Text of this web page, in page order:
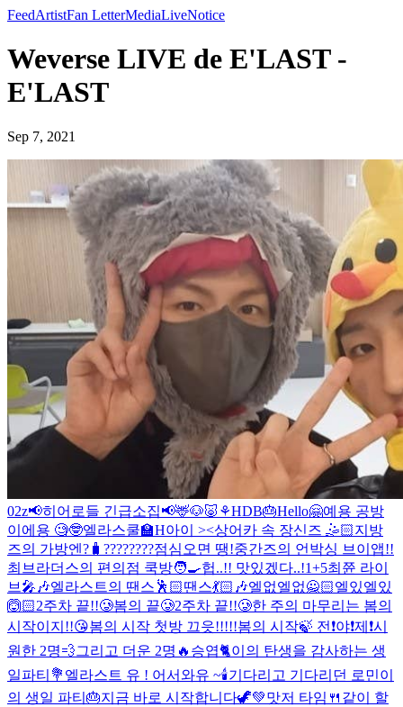
FeedArtistFan LetterMediaLiveNotice
Weverse LIVE de E'LAST -
E'LAST
Sep 7, 2021
02z📢히어로들 긴급소집📢🦌🐶🐷⚘HDB🎂Hello🤗예용 공방
이에용 🧐🤓엘라스쿨🏫H아이 ><상어카 속 장신즈 🤹🏻지방
즈의 가방엔?🧳 ????????점심오면 땡!중간즈의 언박싱 브이앱!!
최브라더스의 편의점 쿡방🧑‍🍳헙..!! 맛있겠다..!1+5최쮼 라이
브🎤🎶엘라스트의 땐스🕺🏻땐스💃🏻🎶엘없엘없🙅🏻엘있엘있
🙆🏻2주차 끝!!🥲봄의 끝🥲2주차 끝!!🥲한 주의 마무리는 봄의
시작이지!!😘봄의 시작 첫방 끄읏!!!!!봄의 시작🍃 전❗️야❗️제❗️시
원한 2명💨그리고 더운 2명🔥 승엽🐈이의 탄생을 감사하는 생
일파티💐 엘라스트 유 ! 어서와유 ~🕯기다리고 기다리던 로민이
의 생일 파티🎂지금 바로 시작합니다🦖💚맛저 타임🍴같이 할